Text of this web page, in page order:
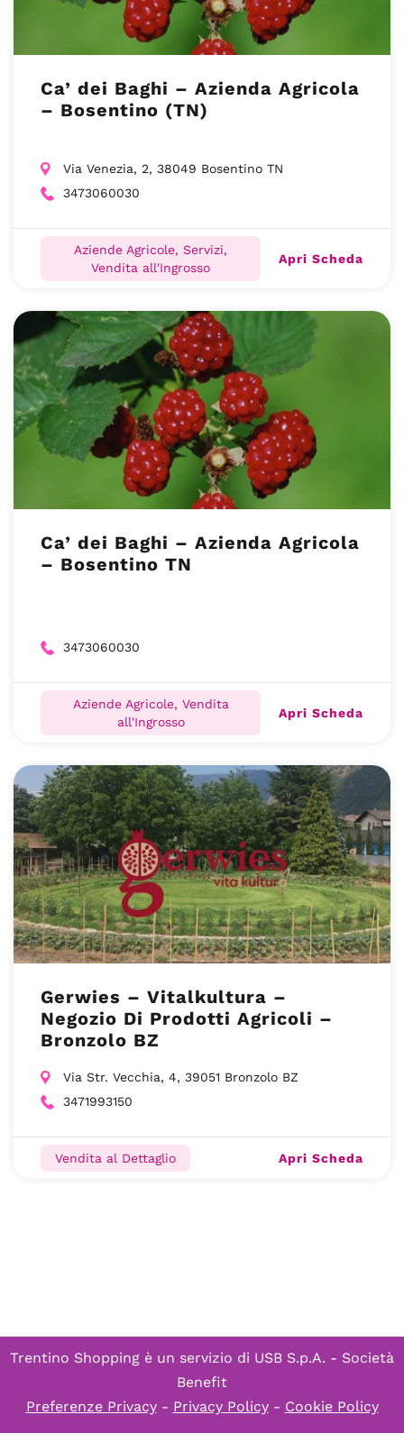
Ca’ dei Baghi – Azienda Agricola
– Bosentino (TN)
Via Venezia, 2, 38049 Bosentino TN
3473060030
Aziende Agricole, Servizi,
Vendita all'Ingrosso
Apri Scheda
Ca’ dei Baghi – Azienda Agricola
– Bosentino TN
3473060030
Aziende Agricole, Vendita
all'Ingrosso
Apri Scheda
Gerwies – Vitalkultura –
Negozio Di Prodotti Agricoli –
Bronzolo BZ
Via Str. Vecchia, 4, 39051 Bronzolo BZ
3471993150
Vendita al Dettaglio Apri Scheda
Trentino Shopping è un servizio di USB S.p.A. - Società
Benefit
Preferenze Privacy- Privacy Policy- Cookie Policy